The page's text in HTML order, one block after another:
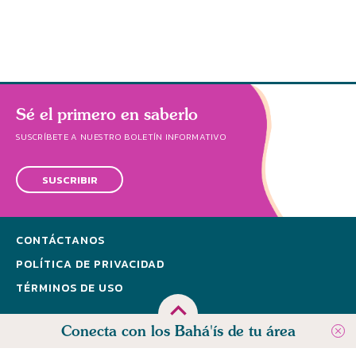
Conecta con los Bahá'ís de tu área
Sé el primero en saberlo
SUSCRÍBETE A NUESTRO BOLETÍN INFORMATIVO
SUSCRIBIR
CONTÁCTANOS
POLÍTICA DE PRIVACIDAD
TÉRMINOS DE USO